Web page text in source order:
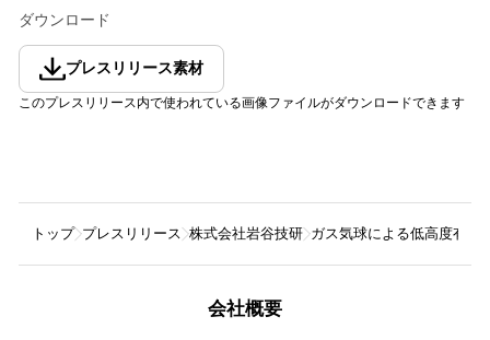
ダウンロード
プレスリリース素材
このプレスリリース内で使われている画像ファイルがダウンロードできます
トップ プレスリリース 株式会社岩谷技研 ガス気球による低高度有人
会社概要